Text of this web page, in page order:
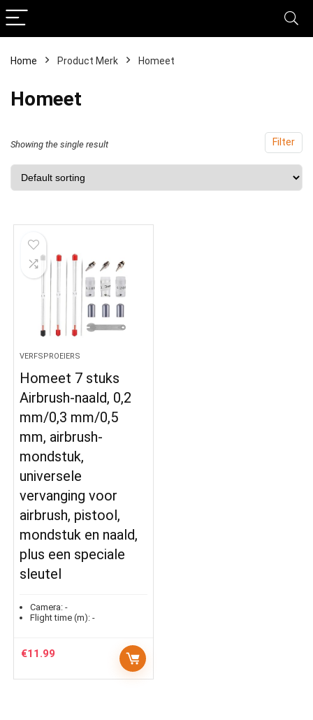
Home Product Merk ‎Homeet
‎Homeet
Filter
Showing the single result
VERFSPROEIERS
Homeet 7 stuks
Airbrush-naald, 0,2
mm/0,3 mm/0,5
mm, airbrush-
mondstuk,
universele
vervanging voor
airbrush, pistool,
mondstuk en naald,
plus een speciale
sleutel
Camera: -
Flight time (m): -
€11.99